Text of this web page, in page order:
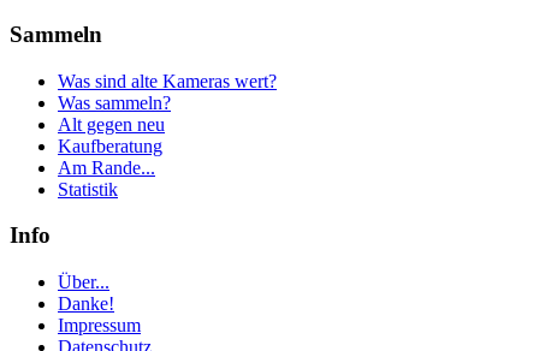
Sammeln
Was sind alte Kameras wert?
Was sammeln?
Alt gegen neu
Kaufberatung
Am Rande...
Statistik
Info
Über...
Danke!
Impressum
Datenschutz